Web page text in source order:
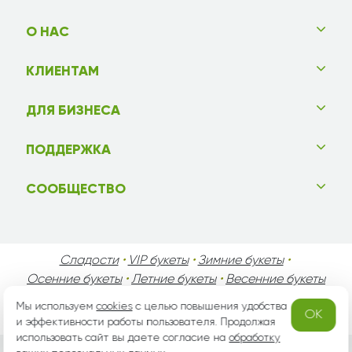
О НАС
КЛИЕНТАМ
ДЛЯ БИЗНЕСА
ПОДДЕРЖКА
СООБЩЕСТВО
Сладости• VIP букеты• Зимние букеты•
Осенние букеты•Летние букеты• Весенние букеты
День Святого Валентина День Матери•
День Мужчин•Праздники!
Мы используемcookiesс целью повышения удобства
и эффективности работы пользователя. Продолжая
использовать сайт вы даете согласие наобработку
OK